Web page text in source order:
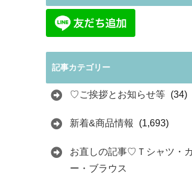
記事カテゴリー
♡ご挨拶とお知らせ等 (34)
新着&商品情報 (1,693)
お直しの記事♡Ｔシャツ・
ー・ブラウス